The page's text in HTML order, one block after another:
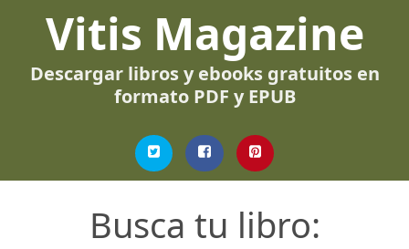
Vitis Magazine
Descargar libros y ebooks gratuitos en
formato PDF y EPUB
Busca tu libro: